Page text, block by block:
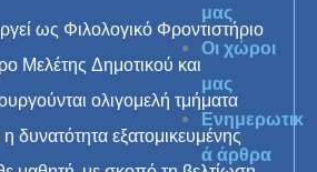
μας
Οι χώροι
μας
Ενημερωτικ
ά άρθρα
ως Φιλολογικό Φροντιστήριο
Μελέτης Δημοτικού και
ολιγομελή τμήματα
δυνατότητα εξατομικευμένης